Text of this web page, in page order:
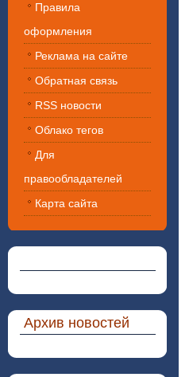
Правила
оформления
Реклама на сайте
Обратная связь
RSS новости
Облако тегов
Для
правообладателей
Карта сайта
Архив новостей